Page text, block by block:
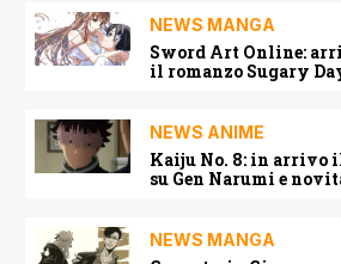
NEWS MANGA
Sword Art Online:
il romanzo Sugary
NEWS ANIME
Kaiju No. 8: in arrivo
su Gen Narumi e
NEWS MANGA